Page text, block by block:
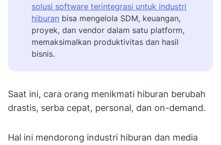
solusi software terintegrasi untuk industri
hiburan bisa mengelola SDM, keuangan,
proyek, dan vendor dalam satu platform,
memaksimalkan produktivitas dan hasil
bisnis.
Saat ini, cara orang menikmati hiburan berubah
drastis, serba cepat, personal, dan on-demand.
Hal ini mendorong industri hiburan dan media